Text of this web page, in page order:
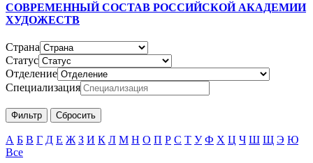
СОВРЕМЕННЫЙ СОСТАВ РОССИЙСКОЙ АКАДЕМИИ
ХУДОЖЕСТВ
Страна
Статус
Отделение
Специализация
А Б В Г Д Е Ж З И К Л М Н О П Р С Т У Ф Х Ц Ч Ш Щ Э Ю
Все